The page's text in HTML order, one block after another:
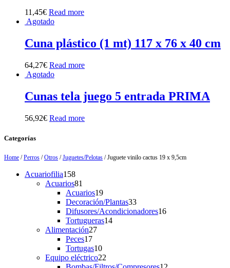
11,45€ Read more
Agotado
Cuna plástico (1 mt) 117 x 76 x 40 cm
64,27€ Read more
Agotado
Cunas tela juego 5 entrada PRIMA
56,92€ Read more
Categorías
Home /Perros /Otros /Juguetes/Pelotas / Juguete vinilo cactus 19 x 9,5cm
Acuariofilia158158
products
Acuarios81
products
Acuarios1919
products
Decoración/Plantas3333
products
Difusores/Acondicionadores1616
Tortugueras1414
Alimentación2727
Peces1717
products
Tortugas1010
products
Equipo eléctrico22
products